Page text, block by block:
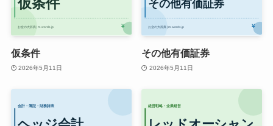
仮条件
2026年5月11日
その他有価証券
2026年5月11日